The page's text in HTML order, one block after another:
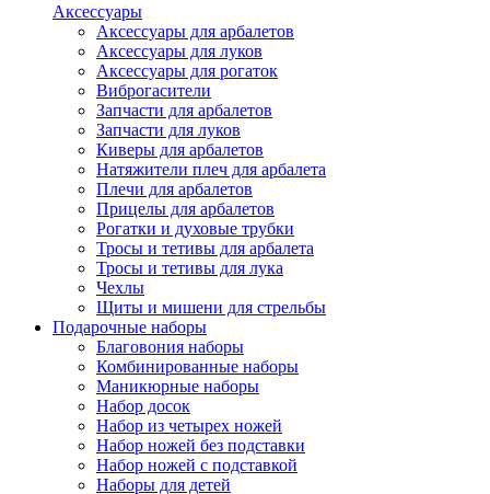
Аксессуары
Аксессуары для арбалетов
Аксессуары для луков
Аксессуары для рогаток
Виброгасители
Запчасти для арбалетов
Запчасти для луков
Киверы для арбалетов
Натяжители плеч для арбалета
Плечи для арбалетов
Прицелы для арбалетов
Рогатки и духовые трубки
Тросы и тетивы для арбалета
Тросы и тетивы для лука
Чехлы
Щиты и мишени для стрельбы
Подарочные наборы
Благовония наборы
Комбинированные наборы
Маникюрные наборы
Набор досок
Набор из четырех ножей
Набор ножей без подставки
Набор ножей с подставкой
Наборы для детей